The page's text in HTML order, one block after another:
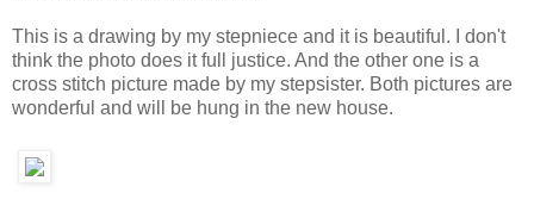
This is a drawing by my stepniece and it is beautiful. I don't
think the photo does it full justice. And the other one is a
cross stitch picture made by my stepsister. Both pictures are
wonderful and will be hung in the new house.